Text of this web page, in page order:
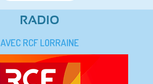
RADIO
AVEC RCF LORRAINE